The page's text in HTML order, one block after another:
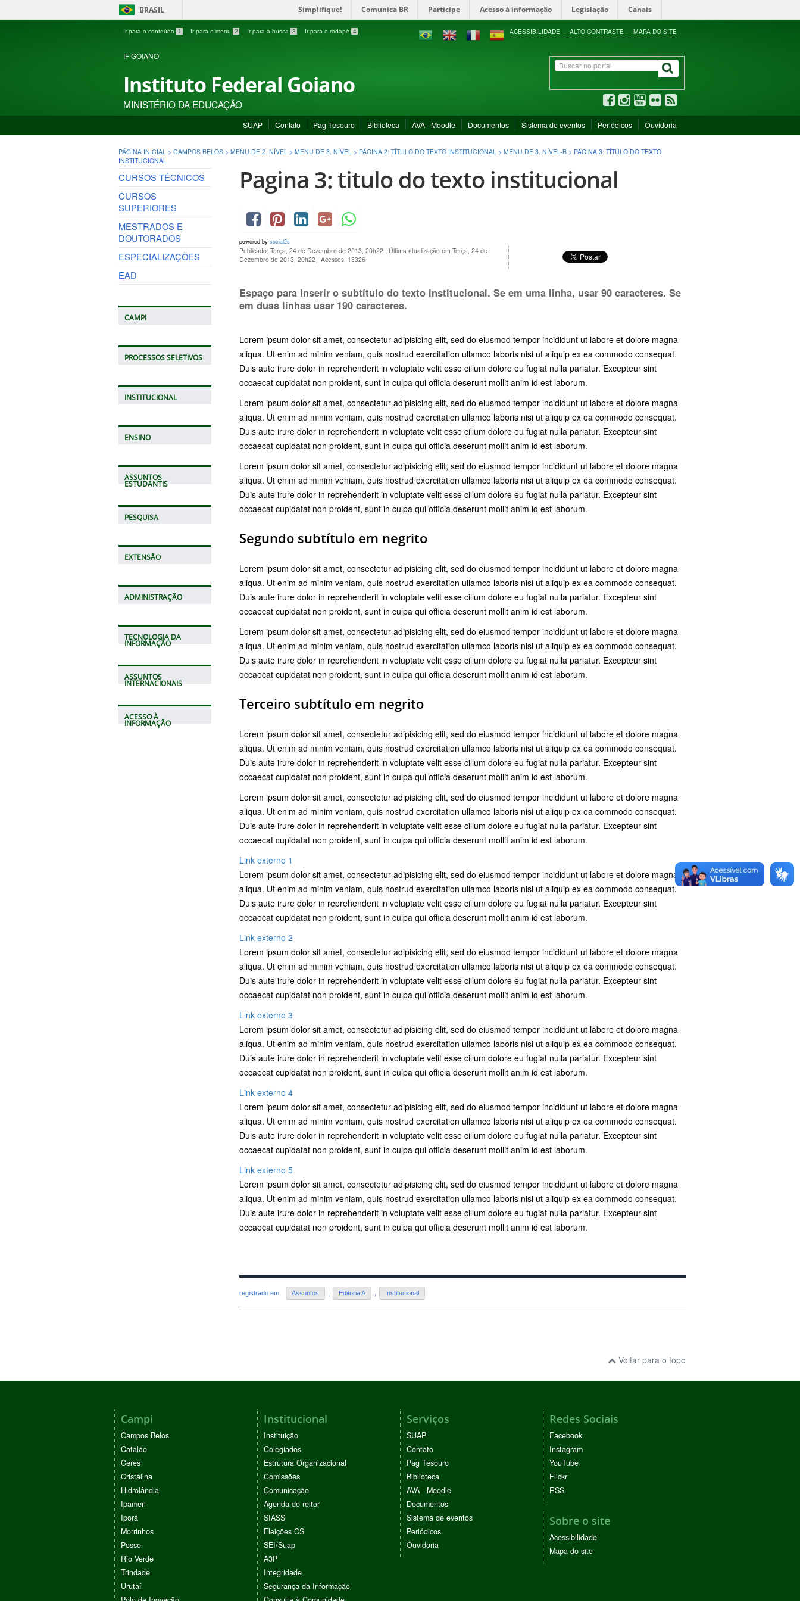
BRASIL Simplifique! Comunica BR Participe Acesso à informação Legislação Canais
Ir para o conteúdo 1 Ir para o menu 2 Ir para a busca 3 Ir para o rodapé 4 ACESSIBILIDADE ALTO CONTRASTE MAPA DO SITE
IF GOIANO
Instituto Federal Goiano
MINISTÉRIO DA EDUCAÇÃO
SUAP Contato Pag Tesouro Biblioteca AVA - Moodle Documentos Sistema de eventos Periódicos Ouvidoria
PÁGINA INICIAL > CAMPOS BELOS > MENU DE 2. NÍVEL > MENU DE 3. NÍVEL > PÁGINA 2: TÍTULO DO TEXTO INSTITUCIONAL > MENU DE 3. NÍVEL-B > PÁGINA 3: TÍTULO DO TEXTO
INSTITUCIONAL
CURSOS TÉCNICOS
CURSOS
SUPERIORES
MESTRADOS E
DOUTORADOS
ESPECIALIZAÇÕES
EAD
CAMPI
PROCESSOS SELETIVOS
INSTITUCIONAL
ENSINO
ASSUNTOS
ESTUDANTIS
PESQUISA
EXTENSÃO
ADMINISTRAÇÃO
TECNOLOGIA DA
INFORMAÇÃO
ASSUNTOS
INTERNACIONAIS
ACESSO À
INFORMAÇÃO
Pagina 3: titulo do texto institucional
powered by social2s
Publicado: Terça, 24 de Dezembro de 2013, 20h22 | Última atualização em Terça, 24 de
Dezembro de 2013, 20h22 | Acessos: 13326
Espaço para inserir o subtítulo do texto institucional. Se em uma linha, usar 90 caracteres. Se
em duas linhas usar 190 caracteres.
Lorem ipsum dolor sit amet, consectetur adipisicing elit, sed do eiusmod tempor incididunt ut labore et dolore magna
aliqua. Ut enim ad minim veniam, quis nostrud exercitation ullamco laboris nisi ut aliquip ex ea commodo consequat.
Duis aute irure dolor in reprehenderit in voluptate velit esse cillum dolore eu fugiat nulla pariatur. Excepteur sint
occaecat cupidatat non proident, sunt in culpa qui officia deserunt mollit anim id est laborum.
Lorem ipsum dolor sit amet, consectetur adipisicing elit, sed do eiusmod tempor incididunt ut labore et dolore magna
aliqua. Ut enim ad minim veniam, quis nostrud exercitation ullamco laboris nisi ut aliquip ex ea commodo consequat.
Duis aute irure dolor in reprehenderit in voluptate velit esse cillum dolore eu fugiat nulla pariatur. Excepteur sint
occaecat cupidatat non proident, sunt in culpa qui officia deserunt mollit anim id est laborum.
Lorem ipsum dolor sit amet, consectetur adipisicing elit, sed do eiusmod tempor incididunt ut labore et dolore magna
aliqua. Ut enim ad minim veniam, quis nostrud exercitation ullamco laboris nisi ut aliquip ex ea commodo consequat.
Duis aute irure dolor in reprehenderit in voluptate velit esse cillum dolore eu fugiat nulla pariatur. Excepteur sint
occaecat cupidatat non proident, sunt in culpa qui officia deserunt mollit anim id est laborum.
Segundo subtítulo em negrito
Lorem ipsum dolor sit amet, consectetur adipisicing elit, sed do eiusmod tempor incididunt ut labore et dolore magna
aliqua. Ut enim ad minim veniam, quis nostrud exercitation ullamco laboris nisi ut aliquip ex ea commodo consequat.
Duis aute irure dolor in reprehenderit in voluptate velit esse cillum dolore eu fugiat nulla pariatur. Excepteur sint
occaecat cupidatat non proident, sunt in culpa qui officia deserunt mollit anim id est laborum.
Lorem ipsum dolor sit amet, consectetur adipisicing elit, sed do eiusmod tempor incididunt ut labore et dolore magna
aliqua. Ut enim ad minim veniam, quis nostrud exercitation ullamco laboris nisi ut aliquip ex ea commodo consequat.
Duis aute irure dolor in reprehenderit in voluptate velit esse cillum dolore eu fugiat nulla pariatur. Excepteur sint
occaecat cupidatat non proident, sunt in culpa qui officia deserunt mollit anim id est laborum.
Terceiro subtítulo em negrito
Lorem ipsum dolor sit amet, consectetur adipisicing elit, sed do eiusmod tempor incididunt ut labore et dolore magna
aliqua. Ut enim ad minim veniam, quis nostrud exercitation ullamco laboris nisi ut aliquip ex ea commodo consequat.
Duis aute irure dolor in reprehenderit in voluptate velit esse cillum dolore eu fugiat nulla pariatur. Excepteur sint
occaecat cupidatat non proident, sunt in culpa qui officia deserunt mollit anim id est laborum.
Lorem ipsum dolor sit amet, consectetur adipisicing elit, sed do eiusmod tempor incididunt ut labore et dolore magna
aliqua. Ut enim ad minim veniam, quis nostrud exercitation ullamco laboris nisi ut aliquip ex ea commodo consequat.
Duis aute irure dolor in reprehenderit in voluptate velit esse cillum dolore eu fugiat nulla pariatur. Excepteur sint
occaecat cupidatat non proident, sunt in culpa qui officia deserunt mollit anim id est laborum.
Link externo 1
Lorem ipsum dolor sit amet, consectetur adipisicing elit, sed do eiusmod tempor incididunt ut labore et dolore magna
aliqua. Ut enim ad minim veniam, quis nostrud exercitation ullamco laboris nisi ut aliquip ex ea commodo consequat.
Duis aute irure dolor in reprehenderit in voluptate velit esse cillum dolore eu fugiat nulla pariatur. Excepteur sint
occaecat cupidatat non proident, sunt in culpa qui officia deserunt mollit anim id est laborum.
Link externo 2
Lorem ipsum dolor sit amet, consectetur adipisicing elit, sed do eiusmod tempor incididunt ut labore et dolore magna
aliqua. Ut enim ad minim veniam, quis nostrud exercitation ullamco laboris nisi ut aliquip ex ea commodo consequat.
Duis aute irure dolor in reprehenderit in voluptate velit esse cillum dolore eu fugiat nulla pariatur. Excepteur sint
occaecat cupidatat non proident, sunt in culpa qui officia deserunt mollit anim id est laborum.
Link externo 3
Lorem ipsum dolor sit amet, consectetur adipisicing elit, sed do eiusmod tempor incididunt ut labore et dolore magna
aliqua. Ut enim ad minim veniam, quis nostrud exercitation ullamco laboris nisi ut aliquip ex ea commodo consequat.
Duis aute irure dolor in reprehenderit in voluptate velit esse cillum dolore eu fugiat nulla pariatur. Excepteur sint
occaecat cupidatat non proident, sunt in culpa qui officia deserunt mollit anim id est laborum.
Link externo 4
Lorem ipsum dolor sit amet, consectetur adipisicing elit, sed do eiusmod tempor incididunt ut labore et dolore magna
aliqua. Ut enim ad minim veniam, quis nostrud exercitation ullamco laboris nisi ut aliquip ex ea commodo consequat.
Duis aute irure dolor in reprehenderit in voluptate velit esse cillum dolore eu fugiat nulla pariatur. Excepteur sint
occaecat cupidatat non proident, sunt in culpa qui officia deserunt mollit anim id est laborum.
Link externo 5
Lorem ipsum dolor sit amet, consectetur adipisicing elit, sed do eiusmod tempor incididunt ut labore et dolore magna
aliqua. Ut enim ad minim veniam, quis nostrud exercitation ullamco laboris nisi ut aliquip ex ea commodo consequat.
Duis aute irure dolor in reprehenderit in voluptate velit esse cillum dolore eu fugiat nulla pariatur. Excepteur sint
occaecat cupidatat non proident, sunt in culpa qui officia deserunt mollit anim id est laborum.
registrado em: Assuntos Editoria A Institucional
Voltar para o topo
Campi
Campos Belos
Catalão
Ceres
Cristalina
Hidrolândia
Ipameri
Iporá
Morrinhos
Posse
Rio Verde
Trindade
Urutaí
Institucional
Instituição
Colegiados
Estrutura Organizacional
Comissões
Comunicação
Agenda do reitor
SIASS
Eleições CS
SEI/Suap
A3P
Integridade
Segurança da Informação
Serviços
SUAP
Contato
Pag Tesouro
Biblioteca
AVA - Moodle
Documentos
Sistema de eventos
Periódicos
Ouvidoria
Redes Sociais
Facebook
Instagram
YouTube
Flickr
RSS
Sobre o site
Acessibilidade
Mapa do site